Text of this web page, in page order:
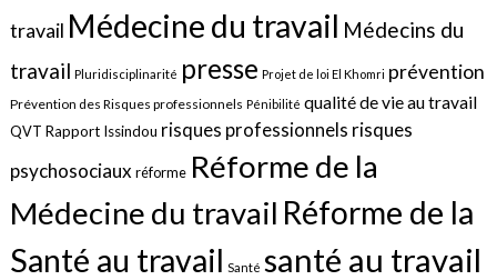
travail Médecine du travail Médecins du
travail Pluridisciplinarité presse Projet de loi El Khomri prévention
Prévention des Risques professionnels Pénibilité qualité de vie au travail
QVT Rapport Issindou risques professionnels risques
psychosociaux réforme Réforme de la
Médecine du travail Réforme de la
Santé au travail Santé santé au travail